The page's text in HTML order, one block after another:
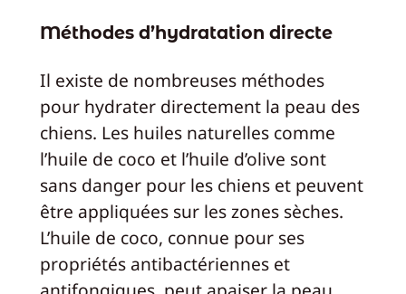
Méthodes d’hydratation directe
Il existe de nombreuses méthodes
pour hydrater directement la peau des
chiens. Les huiles naturelles comme
l’huile de coco et l’huile d’olive sont
sans danger pour les chiens et peuvent
être appliquées sur les zones sèches.
L’huile de coco, connue pour ses
propriétés antibactériennes et